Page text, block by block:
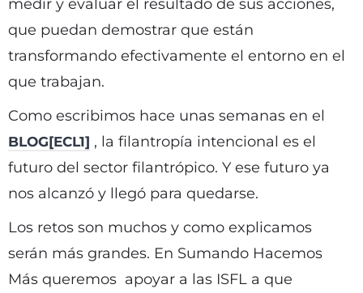
medir y evaluar el resultado de sus acciones,
que puedan demostrar que están
transformando efectivamente el entorno en el
que trabajan.
Como escribimos hace unas semanas en el
BLOG[ECL1] , la filantropía intencional es el
futuro del sector filantrópico. Y ese futuro ya
nos alcanzó y llegó para quedarse.
Los retos son muchos y como explicamos
serán más grandes. En Sumando Hacemos
Más queremos apoyar a las ISFL a que